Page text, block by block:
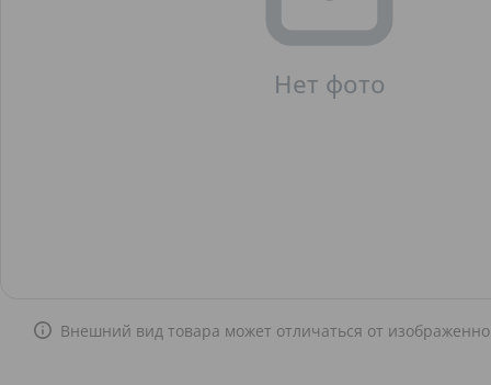
Внешний вид товара может отличаться от